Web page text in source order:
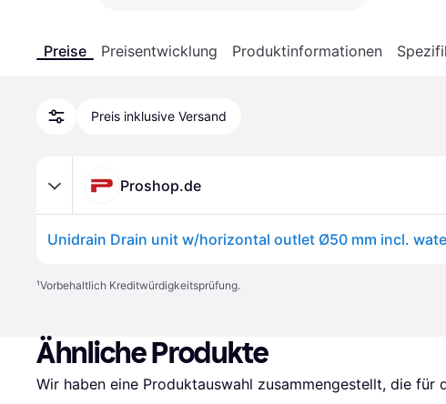
Preise Preisentwicklung Produktinformationen
Preis inklusive Versand
Proshop.de
¹Vorbehaltlich Kreditwürdigkeitsprüfung.
Ähnliche Produkte
Wir haben eine Produktauswahl zusammengestellt, die für